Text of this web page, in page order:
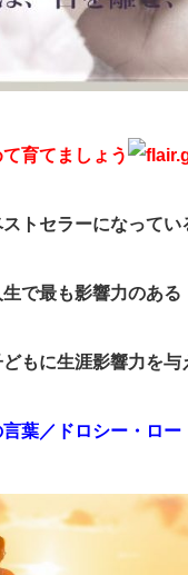
育てましょう
トセラーになってい
で最も影響力のある
もに生涯影響力を
葉／ドロシー・ロー